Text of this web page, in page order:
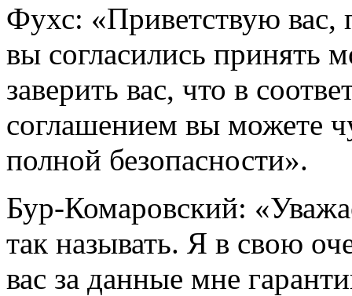
Фухс: «Приветствую вас,
вы согласились принять
заверить вас, что в
соглашением вы можете
полной безопасности».
Бур-Комаровский:
так называть. Я в свою
вас за данные мне